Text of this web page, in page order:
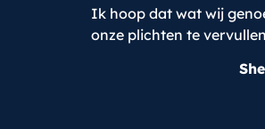
Ik hoop dat wat wij
onze plichten te